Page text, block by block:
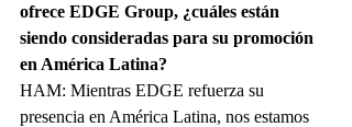
ofrece EDGE Group, ¿cuáles están
siendo consideradas para su promoción
en América Latina?
HAM: Mientras EDGE refuerza su
presencia en América Latina, nos estamos